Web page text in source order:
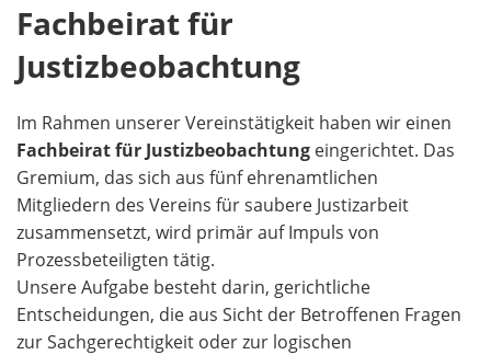
Fachbeirat für
Justizbeobachtung
Im Rahmen unserer Vereinstätigkeit haben wir einen
Fachbeirat für Justizbeobachtung eingerichtet. Das
Gremium, das sich aus fünf ehrenamtlichen
Mitgliedern des Vereins für saubere Justizarbeit
zusammensetzt, wird primär auf Impuls von
Prozessbeteiligten tätig.
Unsere Aufgabe besteht darin, gerichtliche
Entscheidungen, die aus Sicht der Betroffenen Fragen
zur Sachgerechtigkeit oder zur logischen